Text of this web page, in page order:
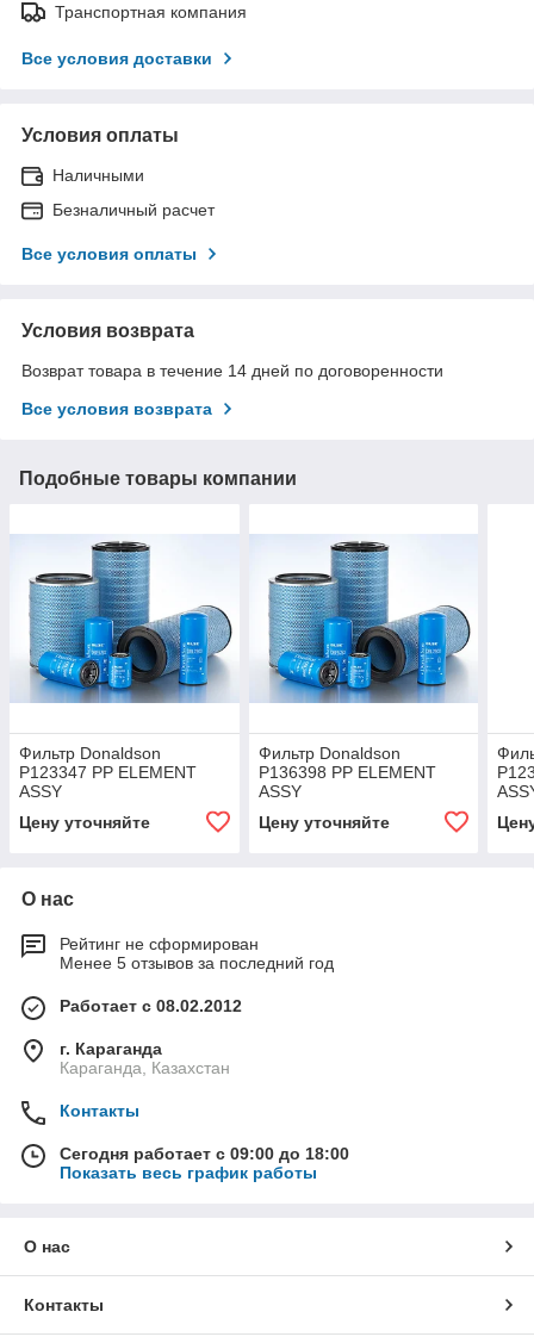
Транспортная компания
Все условия доставки
Условия оплаты
Наличными
Безналичный расчет
Все условия оплаты
Условия возврата
Возврат товара в течение 14 дней по договоренности
Все условия возврата
Подобные товары компании
Фильтр Donaldson
P123347 PP ELEMENT
ASSY
Цену уточняйте
Фильтр Donaldson
P136398 PP ELEMENT
ASSY
Цену уточняйте
О нас
Рейтинг не сформирован
Менее 5 отзывов за последний год
Работает с 08.02.2012
г. Караганда
Караганда, Казахстан
Контакты
Сегодня работает с 09:00 до 18:00
Показать весь график работы
О нас
Контакты